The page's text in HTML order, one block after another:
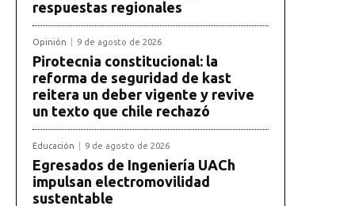
respuestas regionales
Opinión 9 de agosto de 2026
Pirotecnia constitucional: la
reforma de seguridad de kast
reitera un deber vigente y revive
un texto que chile rechazó
Educación 9 de agosto de 2026
Egresados de Ingeniería UACh
impulsan electromovilidad
sustentable